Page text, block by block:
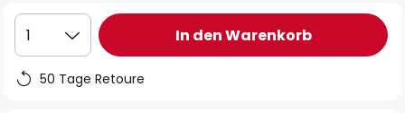
1 In den Warenkorb
50 Tage Retoure